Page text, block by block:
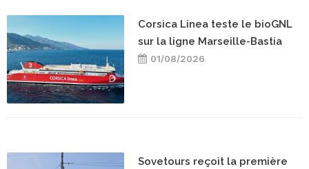
Corsica Linea teste le bioGNL
sur la ligne Marseille-Bastia
01/08/2026
Sovetours reçoit la première